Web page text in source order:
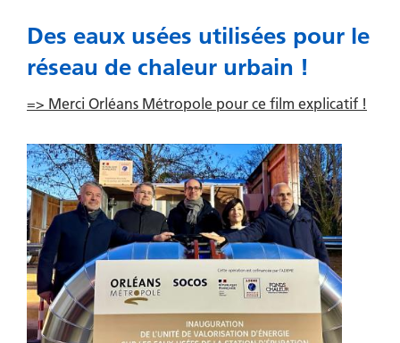
Des eaux usées utilisées pour le
réseau de chaleur urbain !
=> Merci Orléans Métropole pour ce film explicatif !